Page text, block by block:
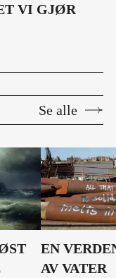
VI GJØR
Se alle
EN
AV VATER